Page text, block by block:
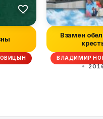
Взамен
ВЛАДИМИР